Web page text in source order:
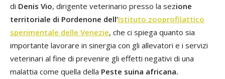
di Denis Vio, dirigente veterinario presso la sezione
territoriale di Pordenone dell’Istituto zooprofilattico
sperimentale delle Venezie, che ci spiega quanto sia
importante lavorare in sinergia con gli allevatori e i servizi
veterinari al fine di prevenire gli effetti negativi di una
malattia come quella della Peste suina africana.